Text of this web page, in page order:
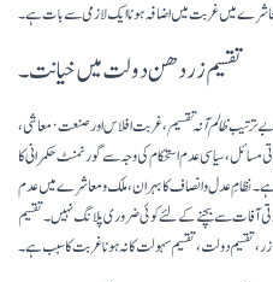
معاشرے میں غربت میں اضافہ ہونا ایک لازمی سے بات ہے۔
تقسیم زر دھن دولت میں خیانت۔
ترتیب ظالم آنہ تقسیم، غربت افلاس اور صنعت · معاشی،
مسائل، سیاسی عدم استحکام کی وجہ سے گورنمنٹ حکمرانی کا
ہے۔ نظامِ عدل و انصاف کا بہران، ملک و معاشرے میں عدم
آفات سے بچنے کے لئے کوئی ضروری پلانگ نہیں۔ تقسیم
زر، تقسیم دولت، تقسیم سہولت کا نہ ہونا غربت کا سبب ہے۔